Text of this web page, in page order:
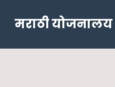
contentमराठी योजनालय